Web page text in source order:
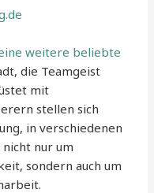
weitere beliebte
die Teamgeist
mit
stellen sich
in verschiedenen
nur um
sondern auch um